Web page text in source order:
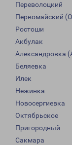
Переволоцкий
Первомайский
Ростоши
Акбулак
Александровка
Беляевка
Илек
Нежинка
Новосергиевка
Октябрьское
Пригородный
Сакмара